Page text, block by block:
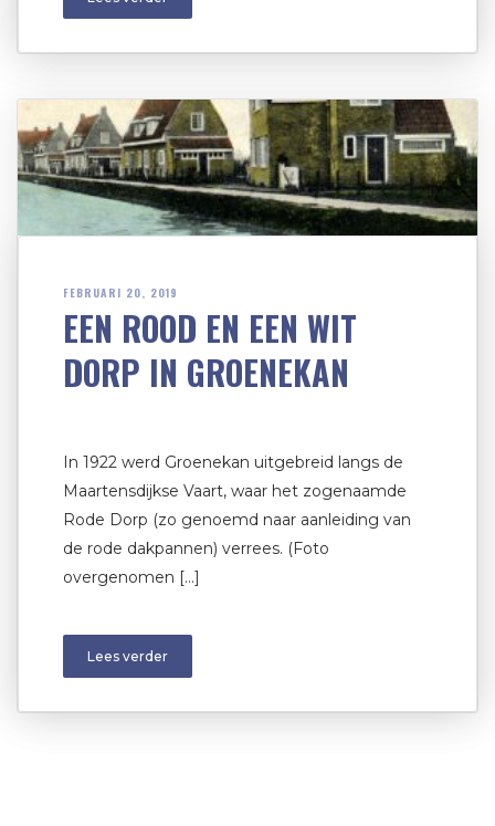
FEBRUARI 20, 2019
EEN ROOD EN EEN WIT
DORP IN GROENEKAN
In 1922 werd Groenekan uitgebreid langs de
Maartensdijkse Vaart, waar het zogenaamde
Rode Dorp (zo genoemd naar aanleiding van
de rode dakpannen) verrees. (Foto
overgenomen […]
Lees verder